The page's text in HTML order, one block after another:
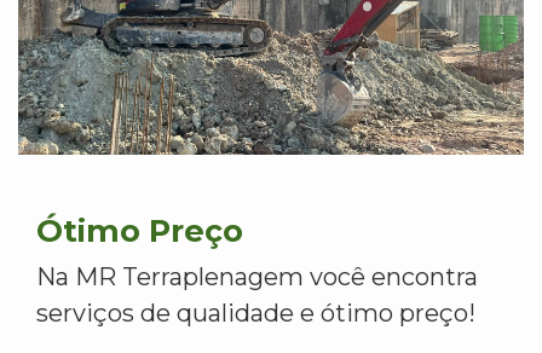
Ótimo Preço
Na MR Terraplenagem você encontra
serviços de qualidade e ótimo preço!